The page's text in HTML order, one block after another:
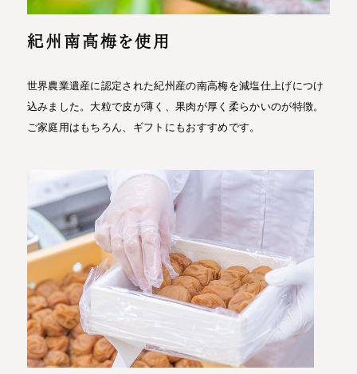
紀州南高梅を使用
世界農業遺産に認定された紀州産の南高梅を減塩仕上げにつけ
込みました。大粒で皮が薄く、果肉が厚く柔らかいのが特徴。
ご家庭用はもちろん、ギフトにもおすすめです。